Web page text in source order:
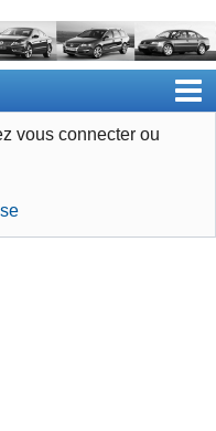
vous connecter ou